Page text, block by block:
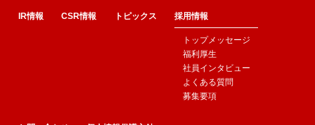
IR情報 CSR情報 トピックス 採用情報
トップメッセージ
福利厚生
社員インタビュー
よくある質問
募集要項